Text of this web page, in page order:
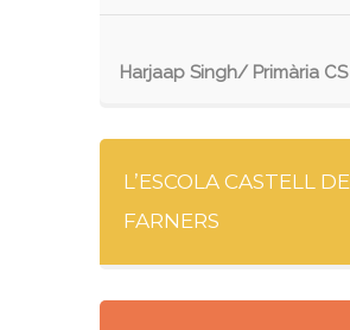
Harjaap Singh/ Primària CS
L’ESCOLA CASTELL DE
FARNERS